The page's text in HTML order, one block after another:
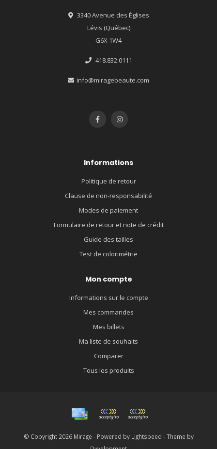
3340 Avenue des Églises
Lévis (Québec)
G6X 1W4
418.832.0111
info@miragebeaute.com
Informations
Politique de retour
Clause de non-responsabilité
Modes de paiement
Formulaire de retour et note de crédit
Guide des tailles
Test de colorimétrie
Mon compte
Informations sur le compte
Mes commandes
Mes billets
Ma liste de souhaits
Comparer
Tous les produits
© Copyright 2026 Mirage - Powered by Lightspeed - Theme by